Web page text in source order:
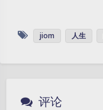
jiom 人生
评论